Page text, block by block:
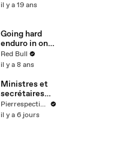
il y a 19 ans
Going hard
enduro in one
of Europe’s
largest
Red Bull
il y a 8 ans
Ministres et
secrétaires
d'État, tu
connais la
Pierrespectives
il y a 6 jours